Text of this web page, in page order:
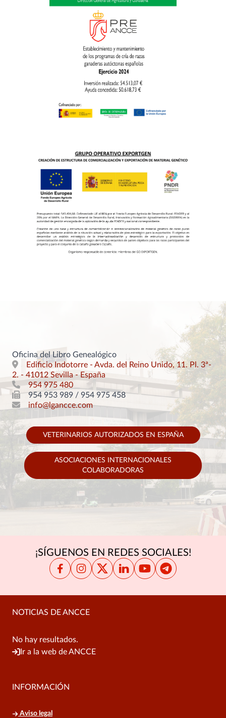
Oficina del Libro Genealógico
Edificio Indotorre - Avda. del Reino Unido, 11. Pl. 3ª-
2. - 41012 Sevilla - España
954 975 480
954 953 989 / 954 975 458
info@lgancce.com
VETERINARIOS AUTORIZADOS EN ESPAÑA
ASOCIACIONES INTERNACIONALES
COLABORADORAS
¡SÍGUENOS EN REDES SOCIALES!
NOTICIAS DE ANCCE
No hay resultados.
Ir a la web de ANCCE
INFORMACIÓN
Aviso legal